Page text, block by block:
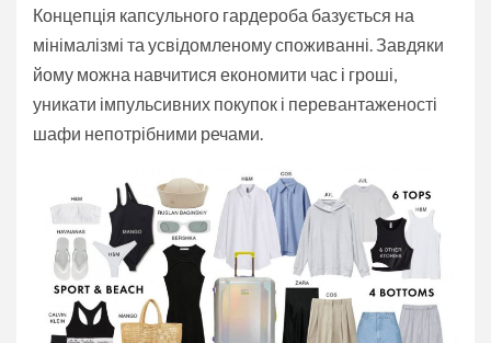
Концепція капсульного гардероба базується на
мінімалізмі та усвідомленому споживанні. Завдяки
йому можна навчитися економити час і гроші,
уникати імпульсивних покупок і перевантаженості
шафи непотрібними речами.